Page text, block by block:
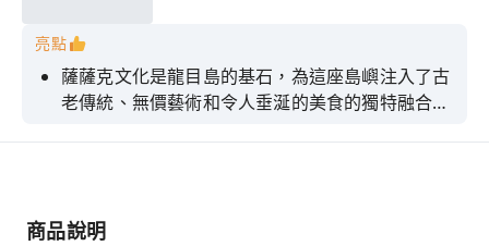
亮點
薩薩克文化是龍目島的基石，為這座島嶼注入了古
老傳統、無價藝術和令人垂涎的美食的獨特融合。
Mawun 的沙灘上自由活動。
商品說明